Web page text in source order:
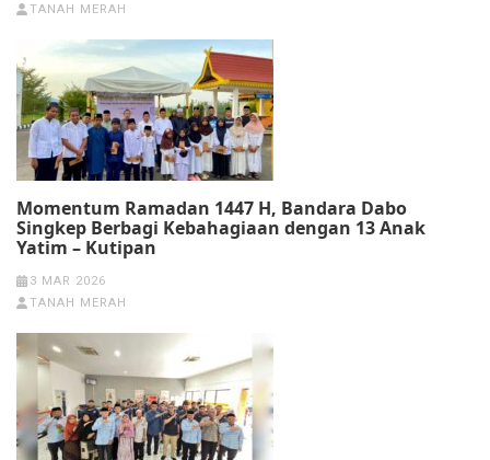
TANAH MERAH
Momentum Ramadan 1447 H, Bandara Dabo
Singkep Berbagi Kebahagiaan dengan 13 Anak
Yatim – Kutipan
3 MAR 2026
TANAH MERAH